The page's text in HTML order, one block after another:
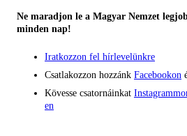
Ne maradjon le a Magyar Nemzet
minden nap!
Iratkozzon fel hírlevelünkre
Csatlakozzon hozzánk Facebookon
Kövesse csatornáinkat
en